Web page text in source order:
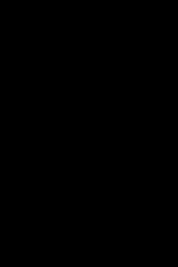
Удобный сайт, быстро
работа с компанией.